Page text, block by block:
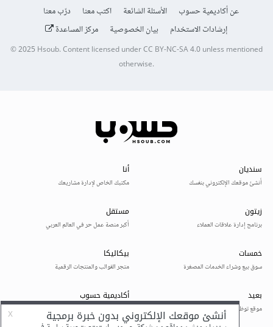
عن أكاديمية حسوب الأسئلة الشائعة اكتب معنا
درّب معنا
إرشادات الاستخدام
بيان الخصوصية مركز المساعدة
© 2025Hsoub.Content licensed underCC BY-NC-SA 4.0unless mentioned
otherwise.